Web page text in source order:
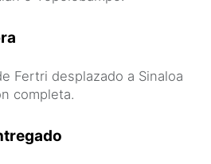
Fertri desplazado a Sinaloa
completa.